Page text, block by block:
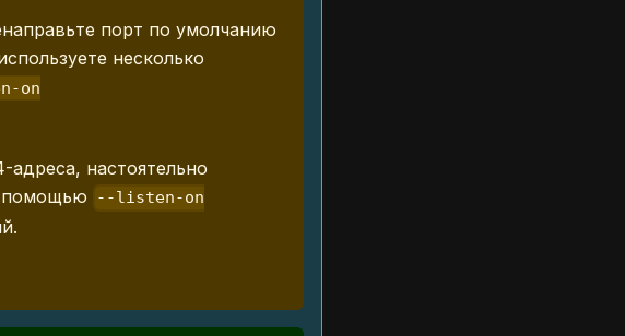
порт по умолчанию
несколько
on
адреса, настоятельно
помощью
--listen-on